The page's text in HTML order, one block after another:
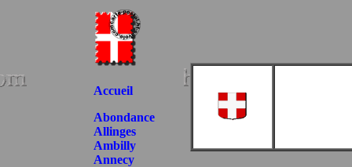
Accueil
Abondance
Allinges
Ambilly
Annecy